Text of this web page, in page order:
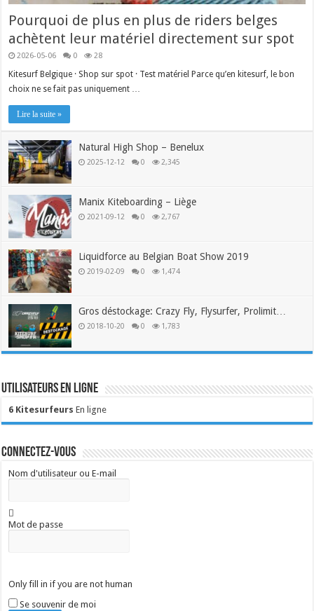
Pourquoi de plus en plus de riders belges
achètent leur matériel directement sur spot
2026-05-06 0 28
Kitesurf Belgique · Shop sur spot · Test matériel Parce qu’en kitesurf, le bon
choix ne se fait pas uniquement …
Lire la suite »
Natural High Shop – Benelux
2025-12-12 0 2,345
Manix Kiteboarding – Liège
2021-09-12 0 2,767
Liquidforce au Belgian Boat Show 2019
2019-02-09 0 1,474
Gros déstockage: Crazy Fly, Flysurfer, Prolimit…
2018-10-20 0 1,783
Utilisateurs en ligne
6 Kitesurfeurs En ligne
Connectez-vous
Nom d'utilisateur ou E-mail
Mot de passe
Only fill in if you are not human
Se souvenir de moi